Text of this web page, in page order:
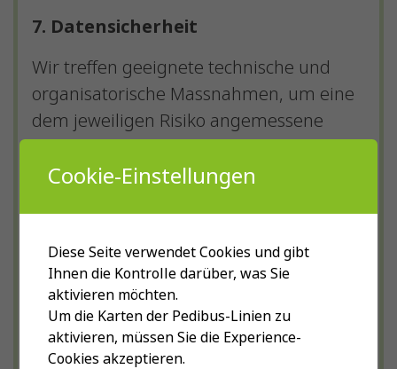
7. Datensicherheit
Wir treffen geeignete technische und
organisatorische Massnahmen, um eine
dem jeweiligen Risiko angemessene
Datensicherheit zu gewährleisten. Wir
können aber keine absolute
Der Zugriff auf unsere Website erfolgt
mittels Transportverschlüsselung (SSL /
TLS, insbesondere mit dem Hypertext
Transfer Protocol Secure, abgekürzt
HTTPS). Die meisten Browser
Cookie-Einstellungen
Diese Seite verwendet Cookies und gibt
Ihnen die Kontrolle darüber, was Sie
aktivieren möchten.
Um die Karten der Pedibus-Linien zu
aktivieren, müssen Sie die Experience-
Cookies akzeptieren.